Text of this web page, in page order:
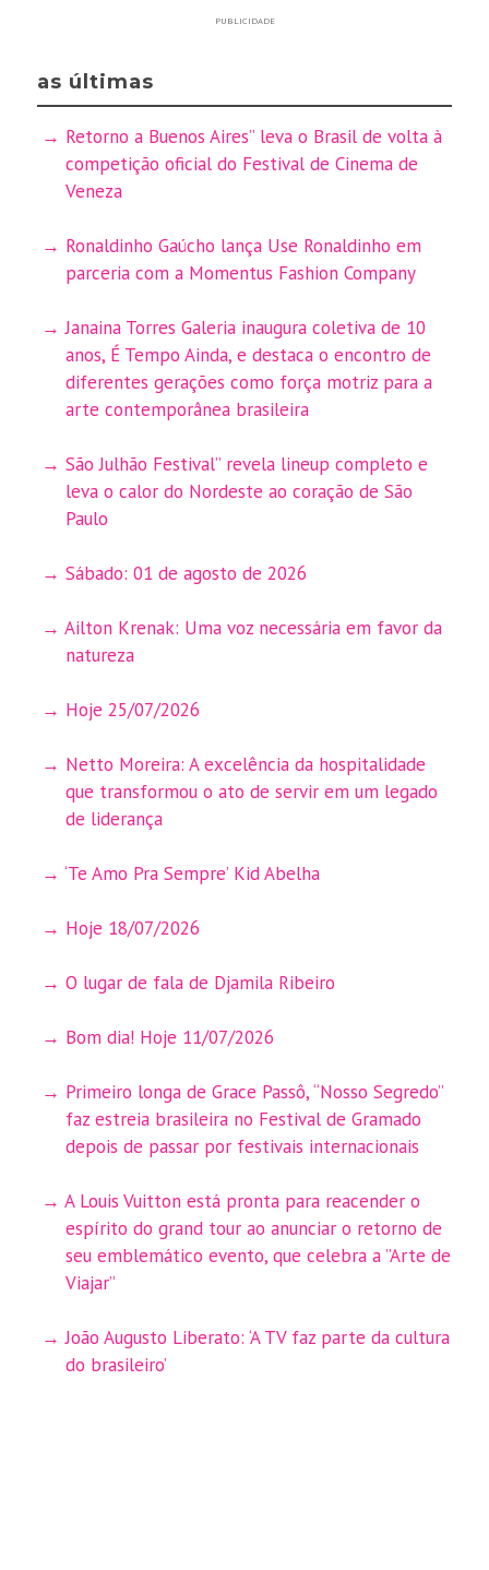
PUBLICIDADE
as últimas
Retorno a Buenos Aires” leva o Brasil de volta à
competição oficial do Festival de Cinema de
Veneza
Ronaldinho Gaúcho lança Use Ronaldinho em
parceria com a Momentus Fashion Company
Janaina Torres Galeria inaugura coletiva de 10
anos, É Tempo Ainda, e destaca o encontro de
diferentes gerações como força motriz para a
arte contemporânea brasileira
São Julhão Festival” revela lineup completo e
leva o calor do Nordeste ao coração de São
Paulo
Sábado: 01 de agosto de 2026
Ailton Krenak: Uma voz necessária em favor da
natureza
Hoje 25/07/2026
Netto Moreira: A excelência da hospitalidade
que transformou o ato de servir em um legado
de liderança
‘Te Amo Pra Sempre’ Kid Abelha
Hoje 18/07/2026
O lugar de fala de Djamila Ribeiro
Bom dia! Hoje 11/07/2026
Primeiro longa de Grace Passô, “Nosso Segredo”
faz estreia brasileira no Festival de Gramado
depois de passar por festivais internacionais
A Louis Vuitton está pronta para reacender o
espírito do grand tour ao anunciar o retorno de
seu emblemático evento, que celebra a ”Arte de
Viajar”
João Augusto Liberato: ‘A TV faz parte da cultura
do brasileiro’